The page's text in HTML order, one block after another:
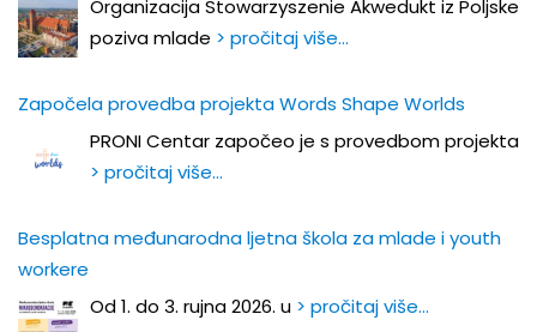
Organizacija Stowarzyszenie Akwedukt iz Poljske
poziva mlade > pročitaj više…
Započela provedba projekta Words Shape Worlds
PRONI Centar započeo je s provedbom projekta
> pročitaj više…
Besplatna međunarodna ljetna škola za mlade i youth
workere
Od 1. do 3. rujna 2026. u > pročitaj više…